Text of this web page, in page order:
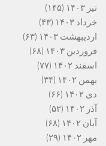
تیر ۱۴۰۳
(۱۴۵)
خرداد ۱۴۰۳
(۴۳)
اردیبهشت ۱۴۰۳
(۶۳)
فروردین ۱۴۰۳
(۶۸)
اسفند ۱۴۰۲
(۷۷)
بهمن ۱۴۰۲
(۳۴)
دی ۱۴۰۲
(۶۶)
آذر ۱۴۰۲
(۵۲)
آبان ۱۴۰۲
(۶۸)
مهر ۱۴۰۲
(۲۹)